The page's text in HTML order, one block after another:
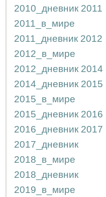
2010_дневник 2011
2011_в_мире
2011_дневник 2012
2012_в_мире
2012_дневник 2014
2014_дневник 2015
2015_в_мире
2015_дневник 2016
2016_дневник 2017
2017_дневник
2018_в_мире
2018_дневник
2019_в_мире